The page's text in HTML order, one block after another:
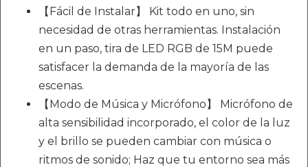
【Fácil de Instalar】 Kit todo en uno, sin
necesidad de otras herramientas. Instalación
en un paso, tira de LED RGB de 15M puede
satisfacer la demanda de la mayoría de las
escenas.
【Modo de Música y Micrófono】 Micrófono de
alta sensibilidad incorporado, el color de la luz
y el brillo se pueden cambiar con música o
ritmos de sonido; Haz que tu entorno sea más